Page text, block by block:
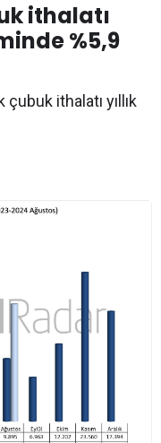
ithalatı
%5,9
ithalatı yıllık